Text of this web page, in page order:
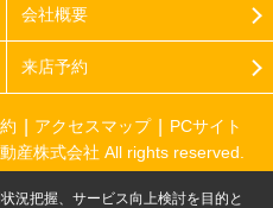
会社概要
来店予約
アクセスマップ
PCサイト
産株式会社 All rights reserved.
況把握、サービス向上検討を目的と